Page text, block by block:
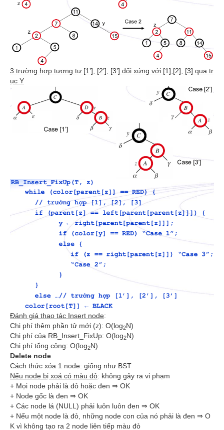
3 trường hợp tương tự [1’], [2’], [3’] đối xứng với [1],[2], [3] qua tr
ục Y
Đánh giá thao tác Insert node:
Chi phí thêm phần tử mới (z): O(log2N)
Chi phí của RB_Insert_FixUp: O(log2N)
Chi phí tổng cộng: O(log2N)
Delete node
Cách thức xóa 1 node: giống như BST
Nếu node bị xoá có màu đỏ: không gây ra vi phạm
+ Mọi node phải là đỏ hoặc đen ⇒ OK
+ Node gốc là đen ⇒ OK
+ Các node lá (NULL) phải luôn luôn đen ⇒ OK
+ Nếu một node là đỏ, những node con của nó phải là đen ⇒ O
K vì không tạo ra 2 node liên tiếp màu đỏ